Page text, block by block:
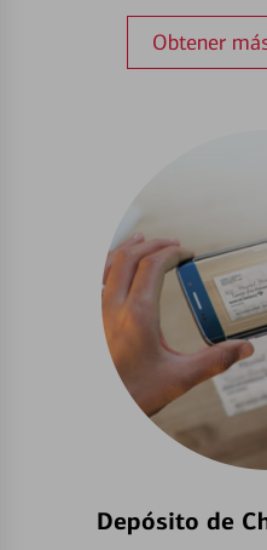
Obtener
Depósito de